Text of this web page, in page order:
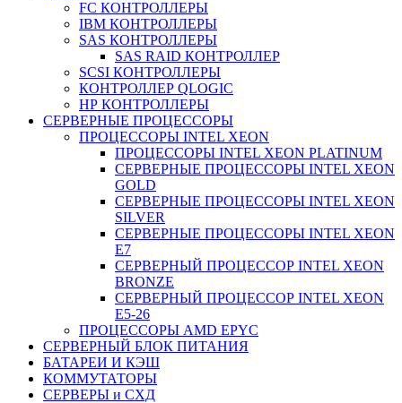
FC КОНТРОЛЛЕРЫ
IBM КОНТРОЛЛЕРЫ
SAS КОНТРОЛЛЕРЫ
SAS RAID КОНТРОЛЛЕР
SCSI КОНТРОЛЛЕРЫ
КОНТРОЛЛЕР QLOGIC
НР КОНТРОЛЛЕРЫ
СЕРВЕРНЫЕ ПРОЦЕССОРЫ
ПРОЦЕССОРЫ INTEL XEON
ПРОЦЕССОРЫ INTEL XEON PLATINUM
СЕРВЕРНЫЕ ПРОЦЕССОРЫ INTEL XEON
GOLD
СЕРВЕРНЫЕ ПРОЦЕССОРЫ INTEL XEON
SILVER
СЕРВЕРНЫЕ ПРОЦЕССОРЫ INTEL XEON
Е7
СЕРВЕРНЫЙ ПРОЦЕССОР INTEL XEON
BRONZE
СЕРВЕРНЫЙ ПРОЦЕССОР INTEL XEON
Е5-26
ПРОЦЕССОРЫ AMD EPYC
СЕРВЕРНЫЙ БЛОК ПИТАНИЯ
БАТАРЕИ И КЭШ
КОММУТАТОРЫ
СЕРВЕРЫ и СХД